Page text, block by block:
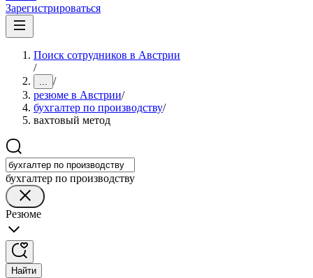
Зарегистрироваться
Поиск сотрудников в Австрии
/
... /
резюме в Австрии/
бухгалтер по производству/
вахтовый метод
бухгалтер по производству
Резюме
Найти